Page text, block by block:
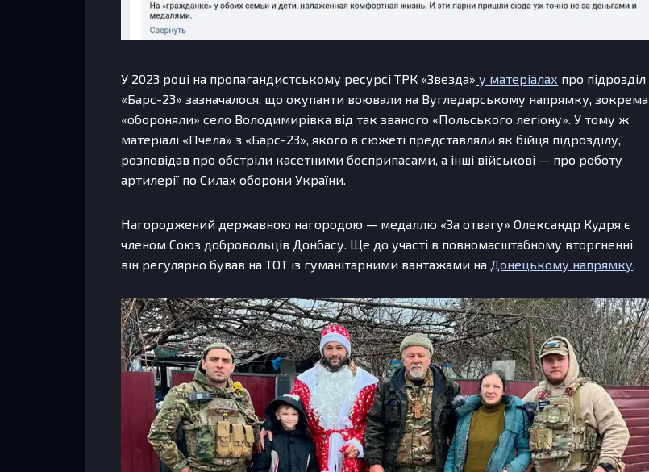
У 2023 році на пропагандистському ресурсі ТРК «Звезда» у матеріалах про підрозділ
«Барс-23» зазначалося, що окупанти воювали на Вугледарському напрямку, зокрема
«обороняли» село Володимирівка від так званого «Польського легіону». У тому ж
матеріалі «Пчела» з «Барс-23», якого в сюжеті представляли як бійця підрозділу,
розповідав про обстріли касетними боєприпасами, а інші військові — про роботу
артилерії по Силах оборони України.
Нагороджений державною нагородою — медаллю «За отвагу» Олександр Кудря є
членом Союз добровольців Донбасу. Ще до участі в повномасштабному вторгненні
він регулярно бував на ТОТ із гуманітарними вантажами на Донецькому напрямку